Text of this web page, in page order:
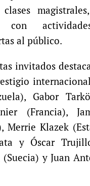
con
al público.
invitados
Gabor
(Francia),
Merrie Klazek
y Óscar
(Suecia) y Juan